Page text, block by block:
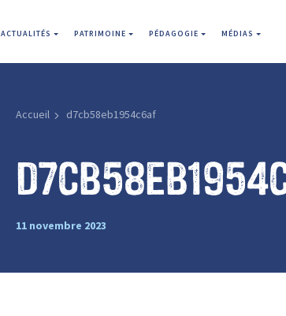
ACTUALITÉS PATRIMOINE PÉDAGOGIE MÉDIAS
Accueil d7cb58eb1954c6af
11 novembre 2023